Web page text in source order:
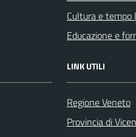
Cultura e tempo
Educazione e
LINK UTILI
Regione Veneto
Provincia di